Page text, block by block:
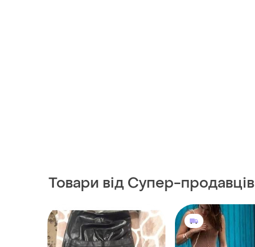
Товари від Супер-продавців